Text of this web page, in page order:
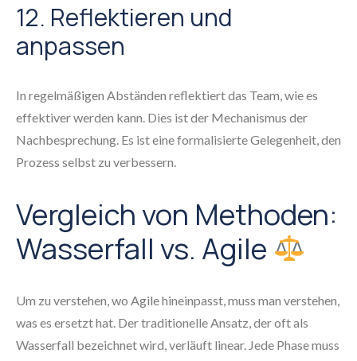
12. Reflektieren und
anpassen
In regelmäßigen Abständen reflektiert das Team, wie es
effektiver werden kann. Dies ist der Mechanismus der
Nachbesprechung. Es ist eine formalisierte Gelegenheit, den
Prozess selbst zu verbessern.
Vergleich von Methoden:
Wasserfall vs. Agile
Um zu verstehen, wo Agile hineinpasst, muss man verstehen,
was es ersetzt hat. Der traditionelle Ansatz, der oft als
Wasserfall bezeichnet wird, verläuft linear. Jede Phase muss